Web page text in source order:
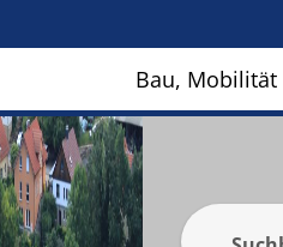
Bau, Mobilität